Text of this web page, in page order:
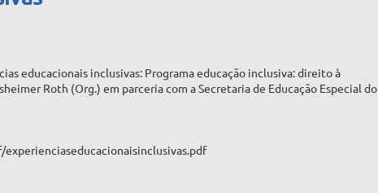
educacionais inclusivas: Programa educação inclusiva: direito à
Roth (Org.) em parceria com a Secretaria de Educação Especial do